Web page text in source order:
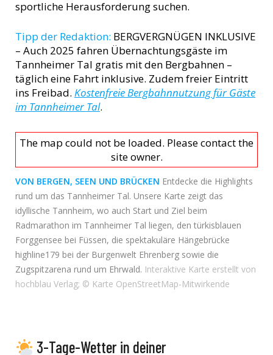
sportliche Herausforderung suchen.
Tipp der Redaktion: BERGVERGNÜGEN INKLUSIVE
– Auch 2025 fahren Übernachtungsgäste im
Tannheimer Tal gratis mit den Bergbahnen –
täglich eine Fahrt inklusive. Zudem freier Eintritt
ins Freibad. Kostenfreie Bergbahnnutzung für Gäste
im Tannheimer Tal.
The map could not be loaded. Please contact the
site owner.
VON BERGEN, SEEN UND BRÜCKEN Entdecke die Highlights
rund um das Tannheimer Tal. Unsere Karte zeigt das
idyllische Tannheim, wo auch Start und Ziel beim
Radmarathon im Tannheimer Tal liegen, den türkisblauen
Forggensee bei Füssen, die spektakuläre Hängebrücke
highline179 bei der Burgenwelt Ehrenberg sowie die
Zugspitzarena rund um Ehrwald. Interaktive Karte erstellt von
hochblau Verlag; © Karte OpenStreetMap-Mitwirkende
3-Tage-Wetter in deiner